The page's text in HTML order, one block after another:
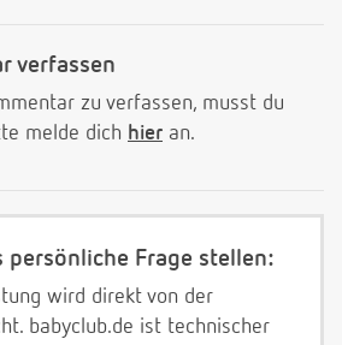
verfassen
zu verfassen, musst du
melde dich hier an.
persönliche Frage stellen:
wird direkt von der
babyclub.de ist technischer